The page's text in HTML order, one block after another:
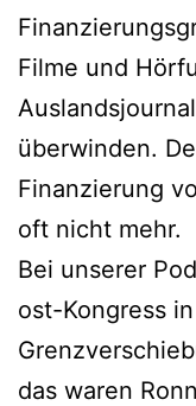
Filme und
überwinden.
Finanzierung
oft nicht mehr.
Bei unserer
ost-Kongress
das waren